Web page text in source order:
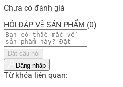
Chưa có đánh giá
HỎI ĐÁP VỀ SẢN PHẨM (0)
Đặt câu hỏi
Đăng nhập
Từ khóa liên quan: